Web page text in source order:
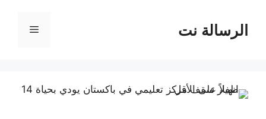
المحتوىالرسالة نت القائمة